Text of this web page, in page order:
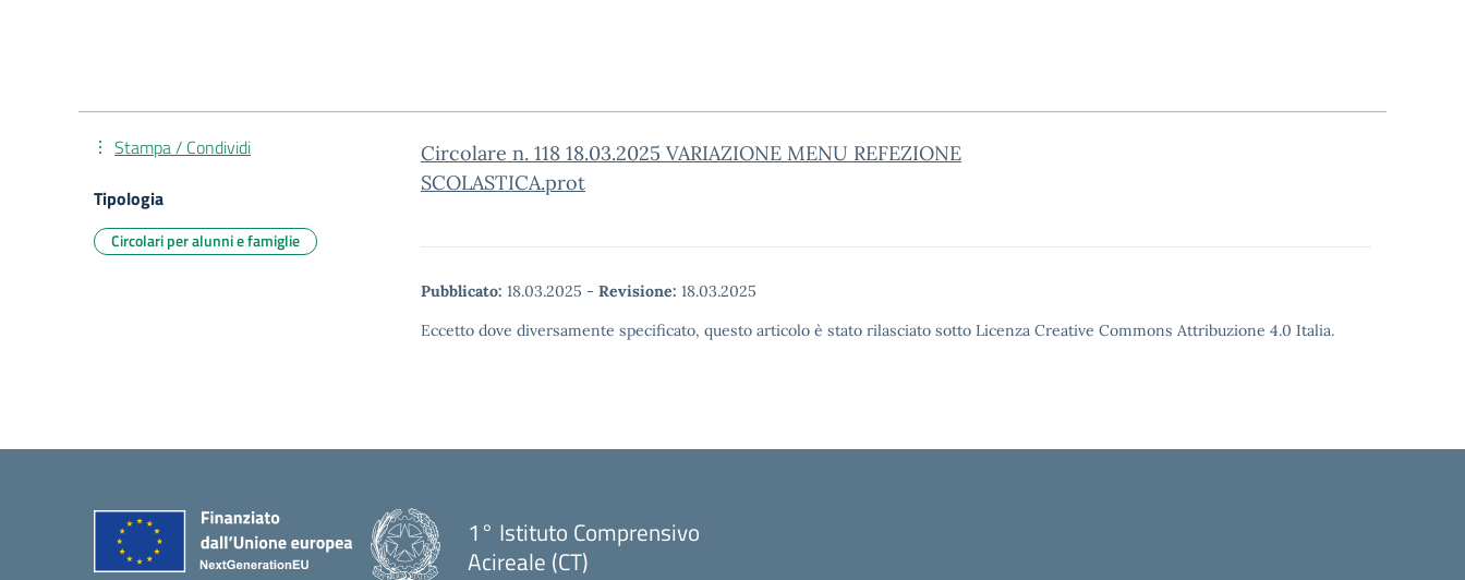
Circolare n. 118 18.03.2025 VARIAZIONE MENU REFEZIONE
SCOLASTICA.prot
Pubblicato: 18.03.2025 - Revisione: 18.03.2025
Eccetto dove diversamente specificato, questo articolo è stato rilasciato sotto Licenza Creative Commons Attribuzione 4.0 Italia.
Stampa / Condividi
Tipologia
Circolari per alunni e famiglie
1° Istituto Comprensivo
Acireale (CT)